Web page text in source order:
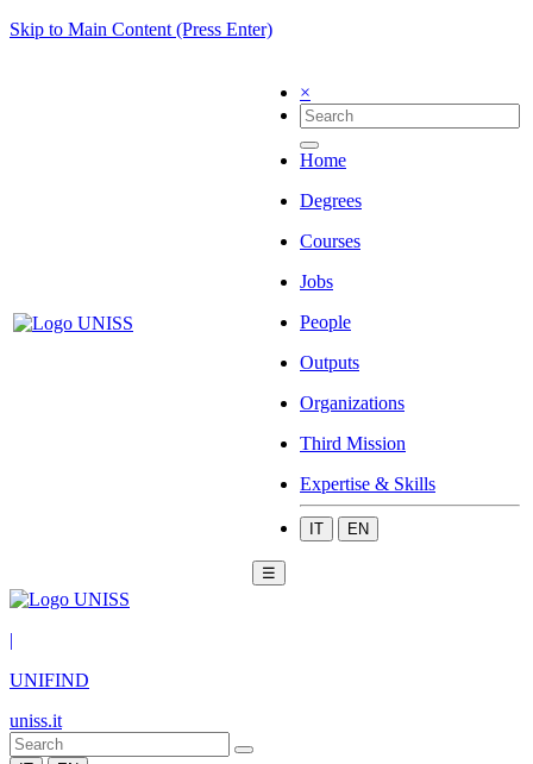
Skip to Main Content (Press Enter)
×
Home
Degrees
Courses
Jobs
People
Outputs
Organizations
Third Mission
Expertise & Skills
IT EN
☰
|
UNIFIND
uniss.it